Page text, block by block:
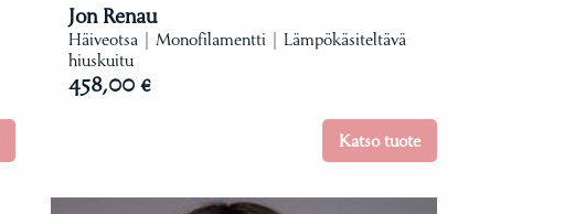
Jon Renau
Häiveotsa | Monofilamentti | Lämpökäsiteltävä
hiuskuitu
458,00 €
Katso tuote